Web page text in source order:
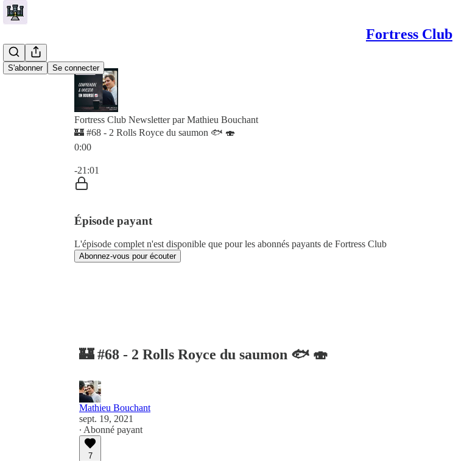
Fortress Club
S'abonner Se connecter
Fortress Club Newsletter par Mathieu Bouchant
🏰 #68 - 2 Rolls Royce du saumon 🐟 🍣
0:00
-21:01
Épisode payant
L'épisode complet n'est disponible que pour les abonnés payants de Fortress Club
Abonnez-vous pour écouter
🏰 #68 - 2 Rolls Royce du saumon 🐟 🍣
Mathieu Bouchant
sept. 19, 2021
∙ Abonné payant
7